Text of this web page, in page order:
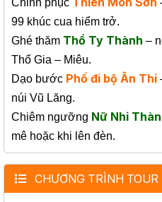
99 khúc cua hiểm trở.
Ghé thăm Thổ Ty Thành –
Thổ Gia – Miêu.
Dạo bước Phố đi bộ Ân Thi
núi Vũ Lăng.
Chiêm ngưỡng Nữ Nhi
mê hoặc khi lên đèn.
CHƯƠNG TRÌNH TOUR